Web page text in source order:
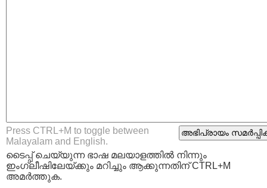
Press CTRL+M to toggle between
Malayalam and English.
ടൈപ്പ്‌ ചെയ്യുന്ന ഭാഷ മലയാളത്തില്‍ നിന്നും
ഇംഗ്ലീഷിലേയ്ക്കും മറിച്ചും ആക്കുന്നതിന് CTRL+M
അമര്‍ത്തുക.